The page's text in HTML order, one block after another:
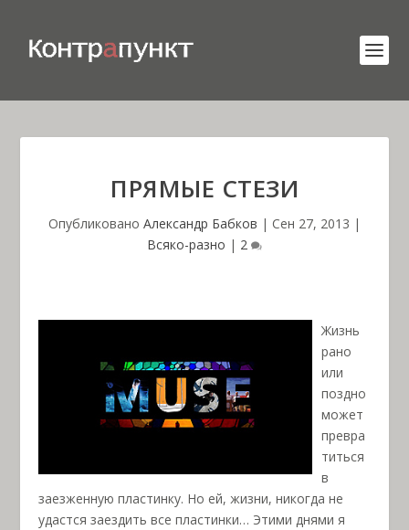
ПРЯМЫЕ СТЕЗИ
Опубликовано Александр Бабков | Сен 27, 2013 |
Всяко-разно | 2
Жизнь
рано
или
поздно
может
превра
титься
в
заезженную пластинку. Но ей, жизни, никогда не
удастся заездить все пластинки… Этими днями я